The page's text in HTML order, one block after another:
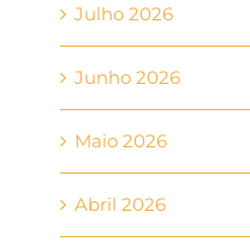
Julho 2026
Junho 2026
Maio 2026
Abril 2026